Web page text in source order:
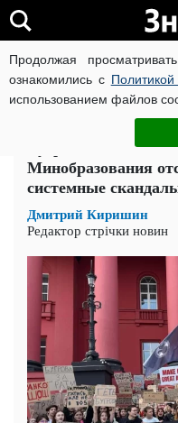
Продолжая
ознакомились с
использованием файлов
ВОЙНА РОССИИ
Компромат
Бугров
Минобразования
системные
Дмитрий Киришин
Редактор стрічки новин